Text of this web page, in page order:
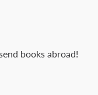
books abroad!